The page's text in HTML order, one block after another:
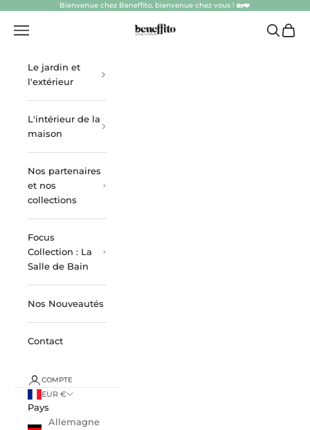
Passer au contenuBienvenue chez Beneffito, bienvenue chez vous ! 🏡❤️
beneffito.com
Ouvrir la navigation Ouvrir la
Voir
Le jardin et
l'extérieur
L'intérieur de la
maison
Nos partenaires
et nos
collections
Focus
Collection : La
Salle de Bain
Nos Nouveautés
Contact
COMPTE
EUR €
Pays
Allemagne